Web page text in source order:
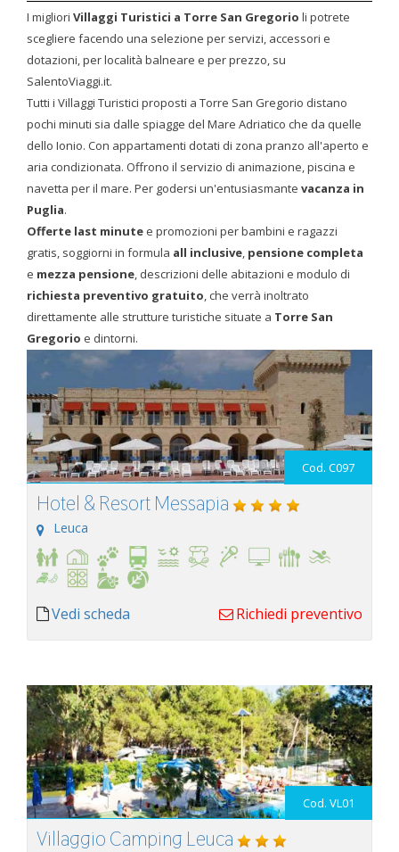
I migliori Villaggi Turistici a Torre San Gregorio li potrete
scegliere facendo una selezione per servizi, accessori e
dotazioni, per località balneare e per prezzo, su
SalentoViaggi.it.
Tutti i Villaggi Turistici proposti a Torre San Gregorio distano
pochi minuti sia dalle spiagge del Mare Adriatico che da quelle
dello Ionio. Con appartamenti dotati di zona pranzo all'aperto e
aria condizionata. Offrono il servizio di animazione, piscina e
navetta per il mare. Per godersi un'entusiasmante vacanza in
Puglia.
Offerte last minute e promozioni per bambini e ragazzi
gratis, soggiorni in formula all inclusive, pensione completa
e mezza pensione, descrizioni delle abitazioni e modulo di
richiesta preventivo gratuito, che verrà inoltrato
direttamente alle strutture turistiche situate a Torre San
Gregorio e dintorni.
Cod. C097
Hotel & Resort Messapia
Leuca
Vedi scheda Richiedi preventivo
Cod. VL01
Villaggio Camping Leuca